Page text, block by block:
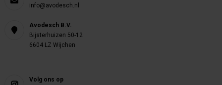
info@avodesch.nl
Avodesch B.V.
Bijsterhuizen 50-12
6604 LZ Wijchen
Volg ons op